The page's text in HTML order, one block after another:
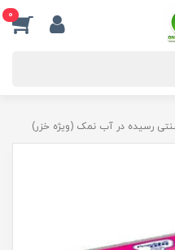
0
رسیده در آب نمک (ویژه خزر)